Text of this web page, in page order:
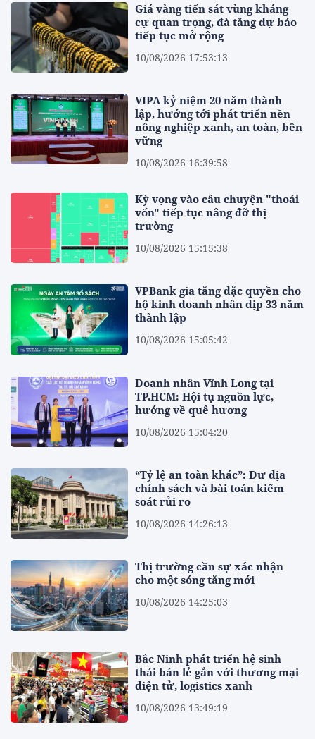
Giá vàng tiến sát vùng kháng
cự quan trọng, đà tăng dự báo
tiếp tục mở rộng
10/08/2026 17:53:13
VIPA kỷ niệm 20 năm thành
lập, hướng tới phát triển nền
nông nghiệp xanh, an toàn, bền
vững
10/08/2026 16:39:58
Kỳ vọng vào câu chuyện "thoái
vốn" tiếp tục nâng đỡ thị
trường
10/08/2026 15:15:38
VPBank gia tăng đặc quyền cho
hộ kinh doanh nhân dịp 33 năm
thành lập
10/08/2026 15:05:42
Doanh nhân Vĩnh Long tại
TP.HCM: Hội tụ nguồn lực,
hướng về quê hương
10/08/2026 15:04:20
“Tỷ lệ an toàn khác”: Dư địa
chính sách và bài toán kiểm
soát rủi ro
10/08/2026 14:26:13
Thị trường cần sự xác nhận
cho một sóng tăng mới
10/08/2026 14:25:03
Bắc Ninh phát triển hệ sinh
thái bán lẻ gắn với thương mại
điện tử, logistics xanh
10/08/2026 13:49:19